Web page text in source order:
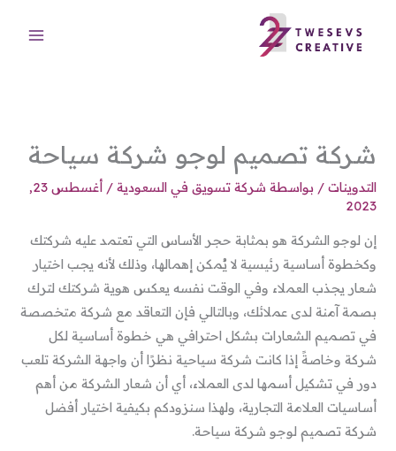
شركة تصميم لوجو شركة سياحة
التدوينات / بواسطة شركة تسويق في السعودية/
أغسطس 23,
2023
إن لوجو الشركة هو بمثابة حجر الأساس التي تعتمد عليه شركتك
وكخطوة أساسية رئيسية لا يُمكن إهمالها، وذلك لأنه يجب اختيار
شعار يجذب العملاء وفي الوقت نفسه يعكس هوية شركتك لترك
بصمة آمنة لدى عملائك، وبالتالي فإن التعاقد مع شركة متخصصة
في تصميم الشعارات بشكل احترافي هي خطوة أساسية لكل
شركة وخاصةً إذا كانت شركة سياحية نظرًا أن واجهة الشركة تلعب
دور في تشكيل أسمها لدى العملاء، أي أن شعار الشركة من أهم
أساسيات العلامة التجارية، ولهذا سنزودكم بكيفية اختيار أفضل
شركة تصميم لوجو شركة سياحة.